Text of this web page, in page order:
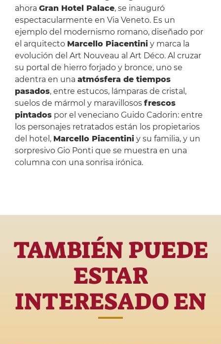
ahora Gran Hotel Palace, se inauguró
espectacularmente en Via Veneto. Es un
ejemplo del modernismo romano, diseñado por
el arquitecto Marcello Piacentiniy marca la
evolución del Art Nouveau al Art Déco. Al cruzar
su portal de hierro forjado y bronce, uno se
adentra en una atmósfera de tiempos
pasados, entre estucos, lámparas de cristal,
suelos de mármol y maravillosos frescos
pintadospor el veneciano Guido Cadorin: entre
los personajes retratados están los propietarios
del hotel, Marcello Piacentiniy su familia, y un
sorpresivo Gio Ponti que se muestra en una
columna con una sonrisa irónica.
TAMBIÉN PUEDE
ESTAR
INTERESADO EN